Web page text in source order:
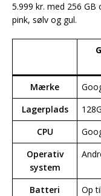
5.999 kr. med 256
pink, sølv og gul.
Mærke
Lagerplads
CPU
Operativ
system
Batteri Op